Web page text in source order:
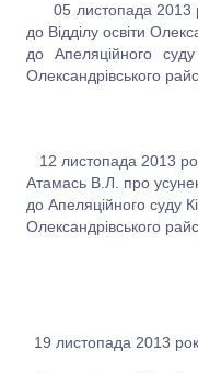
05 листопада 2013
до Відділу освіти
до Апеляційного
Олександрівського
12 листопада 2013
Атамась В.Л. про
до Апеляційного суду
Олександрівського
19 листопада 2013